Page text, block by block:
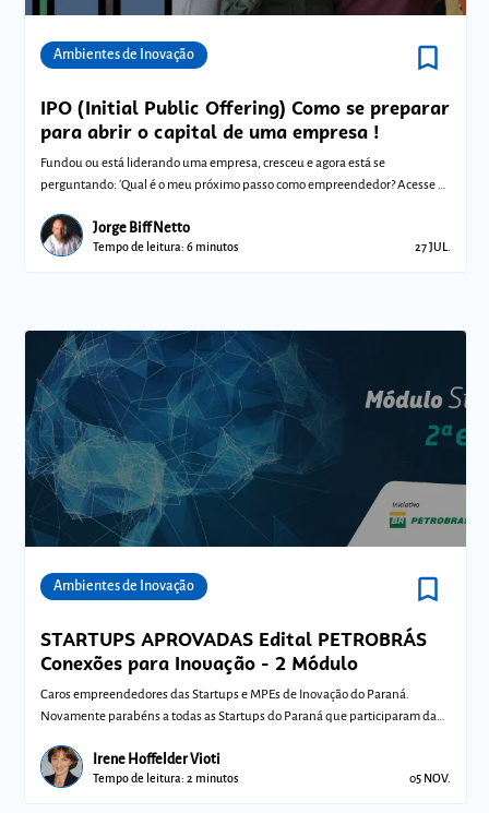
Ambientes de Inovação bookmark_border
IPO (Initial Public Offering) Como se preparar
para abrir o capital de uma empresa !
Fundou ou está liderando uma empresa, cresceu e agora está se
perguntando: 'Qual é o meu próximo passo como empreendedor? Acesse e
Jorge Biff Netto
Tempo de leitura: 6 minutos 27 JUL.
Ambientes de Inovação bookmark_border
STARTUPS APROVADAS Edital PETROBRÁS
Conexões para Inovação - 2 Módulo
Caros empreendedores das Startups e MPEs de Inovação do Paraná.
Novamente parabéns a todas as Startups do Paraná que participaram da
Irene Hoffelder Vioti
Tempo de leitura: 2 minutos 05 NOV.